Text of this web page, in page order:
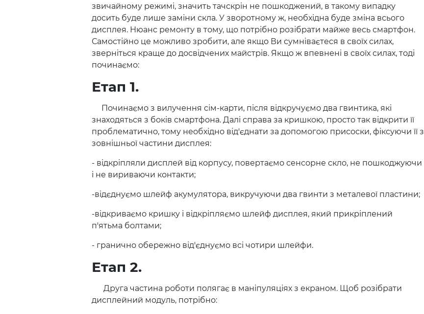
звичайному режимі, значить тачскрін не пошкоджений, в такому випадку
досить буде лише заміни скла. У зворотному ж, необхідна буде зміна всього
дисплея. Нюанс ремонту в тому, що потрібно розібрати майже весь смартфон.
Самостійно це можливо зробити, але якщо Ви сумніваєтеся в своїх силах,
зверніться краще до досвідчених майстрів. Якщо ж впевнені в своїх силах, тоді
починаємо:
Етап 1.
Починаємо з вилучення сім-карти, після відкручуємо два гвинтика, які
знаходяться з боків смартфона. Далі справа за кришкою, просто так відкрити її
проблематично, тому необхідно від'єднати за допомогою присоски, фіксуючи її з
зовнішньої частини дисплея:
- відкріпляли дисплей від корпусу, повертаємо сенсорне скло, не пошкоджуючи
і не вириваючи контакти;
-відєднуємо шлейф акумулятора, викручуючи два гвинти з металевої пластини;
-відкриваємо кришку і відкріпляємо шлейф дисплея, який прикріплений
п'ятьма болтами;
- гранично обережно від'єднуємо всі чотири шлейфи.
Етап 2.
Друга частина роботи полягає в маніпуляціях з екраном. Щоб розібрати
дисплейний модуль, потрібно: